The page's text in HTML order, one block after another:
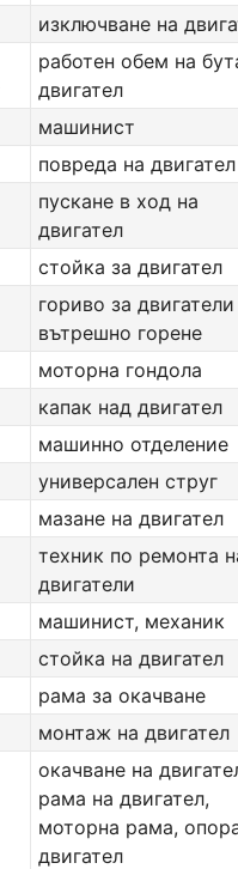
изключване на
работен обем на
двигател
машинист
повреда на двигател
пускане в ход на
двигател
стойка за двигател
гориво за
вътрешно горене
моторна гондола
капак над двигател
машинно отделение
универсален струг
мазане на двигател
техник по ремонта
двигатели
машинист, механик
стойка на двигател
рама за окачване
монтаж на двигател
окачване на
рама на двигател,
моторна рама,
двигател